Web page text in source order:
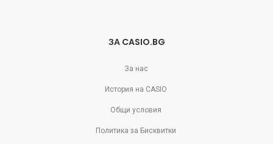
ЗА CASIO.BG
За нас
История на CASIO
Общи условия
Политика за Бисквитки